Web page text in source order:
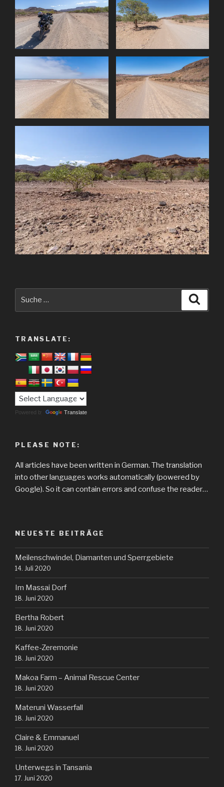
TRANSLATE:
Powered by Translate
PLEASE NOTE:
All articles have been written in German. The translation
into other languages works automatically (powered by
Google). So it can contain errors and confuse the reader…
NEUESTE BEITRÄGE
Meilenschwindel, Diamanten und Sperrgebiete
14. Juli 2020
Im Massai Dorf
18. Juni 2020
Bertha Robert
18. Juni 2020
Kaffee-Zeremonie
18. Juni 2020
Makoa Farm – Animal Rescue Center
18. Juni 2020
Materuni Wasserfall
18. Juni 2020
Claire & Emmanuel
18. Juni 2020
Unterwegs in Tansania
17. Juni 2020